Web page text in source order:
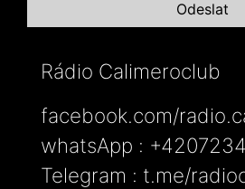
Rádio Calimeroclub
facebook.com/
whatsApp :
Telegram : t.me/